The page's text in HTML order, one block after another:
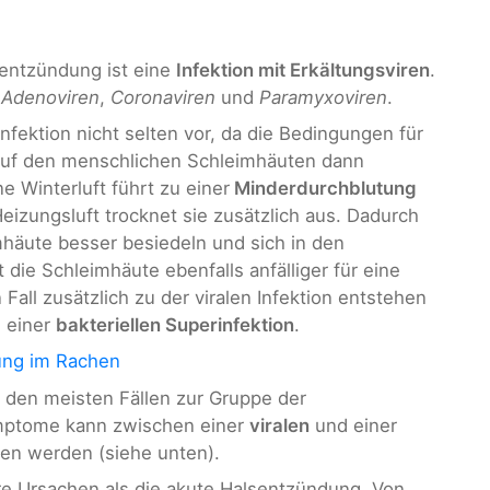
ist eine Infektion mit Erkältungsviren.
Adenoviren, Coronaviren und Paramyxoviren.
nicht selten vor, da die Bedingungen für
den menschlichen Schleimhäuten dann
Winterluft führt zu einer Minderdurchblutung
trocknet sie zusätzlich aus. Dadurch
besser besiedeln und sich in den
Schleimhäute ebenfalls anfälliger für eine
zusätzlich zu der viralen Infektion entstehen
einer bakteriellen Superinfektion.
im Rachen
meisten Fällen zur Gruppe der
kann zwischen einer viralen und einer
werden (siehe unten).